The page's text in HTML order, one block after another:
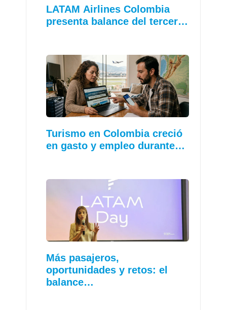
LATAM Airlines Colombia
presenta balance del tercer…
Turismo en Colombia creció
en gasto y empleo durante…
Más pasajeros,
oportunidades y retos: el
balance…